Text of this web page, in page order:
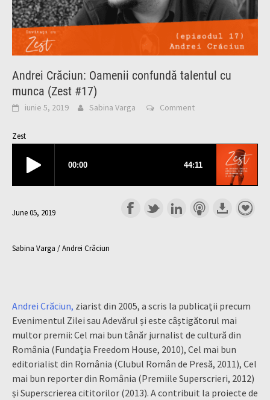
Andrei Crăciun: Oamenii confundă talentul cu
munca (Zest #17)
iunie 5, 2019 Sabina Varga Comment
Zest
June 05, 2019
Sabina Varga / Andrei Crăciun
Andrei Crăciun, ziarist din 2005, a scris la publicații precum
Evenimentul Zilei sau Adevărul și este câștigătorul mai
multor premii: Cel mai bun tânăr jurnalist de cultură din
România (Fundația Freedom House, 2010), Cel mai bun
editorialist din România (Clubul Român de Presă, 2011), Cel
mai bun reporter din România (Premiile Superscrieri, 2012)
și Superscrierea cititorilor (2013). A contribuit la proiecte de